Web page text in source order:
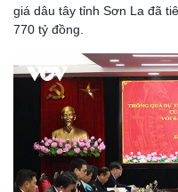
giá dâu tây tỉnh Sơn La đã
770 tỷ đồng.